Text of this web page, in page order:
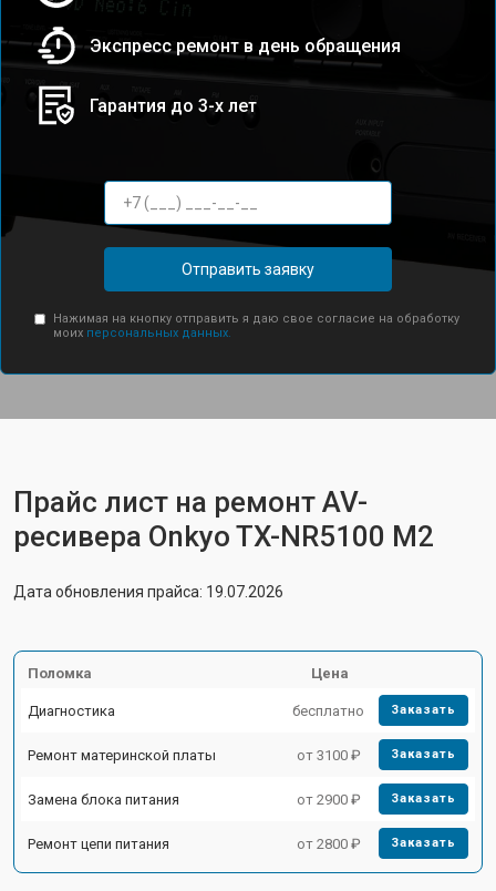
Экспресс ремонт в день обращения
Гарантия до 3-х лет
Отправить заявку
Нажимая на кнопку отправить я даю свое согласие на обработку
моих персональных данных.
Прайс лист на ремонт AV-
ресивера Onkyo TX-NR5100 M2
Дата обновления прайса: 19.07.2026
Поломка Цена
Диагностика бесплатно Заказать
Ремонт материнской платы от 3100 ₽ Заказать
Замена блока питания от 2900 ₽ Заказать
Ремонт цепи питания от 2800 ₽ Заказать